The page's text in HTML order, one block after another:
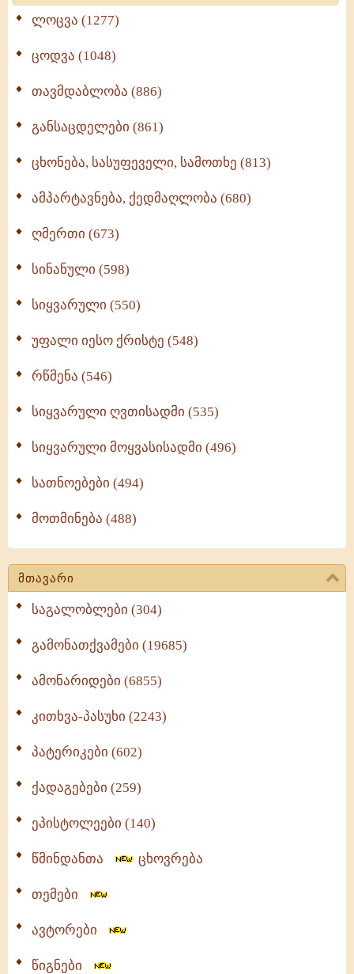
ლოცვა (1277)
ცოდვა (1048)
თავმდაბლობა (886)
განსაცდელები (861)
ცხონება, სასუფეველი, სამოთხე (813)
ამპარტავნება, ქედმაღლობა (680)
ღმერთი (673)
სინანული (598)
სიყვარული (550)
უფალი იესო ქრისტე (548)
რწმენა (546)
სიყვარული ღვთისადმი (535)
სიყვარული მოყვასისადმი (496)
სათნოებები (494)
მოთმინება (488)
მთავარი
საგალობლები (304)
გამონათქვამები (19685)
ამონარიდები (6855)
კითხვა-პასუხი (2243)
პატერიკები (602)
ქადაგებები (259)
ეპისტოლეები (140)
წმინდანთა ცხოვრება
თემები
ავტორები
წიგნები